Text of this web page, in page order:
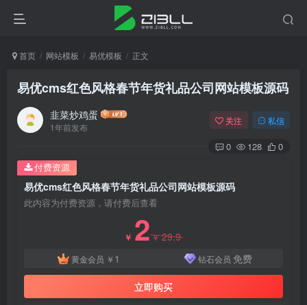
首页 网站模板 易优模板 正文
易优cms红色风格春节年货礼品公司网站模板源码
韭菜炒鸡蛋
1年前发布
关注 私信
0 128 0
易优cms红色风格春节年货礼品公司网站模板源码
此内容为付费资源，请付费后查看
￥ 2￥29.9
黄金会员 ￥ 1 钻石会员 免费
立即购买
付费资源